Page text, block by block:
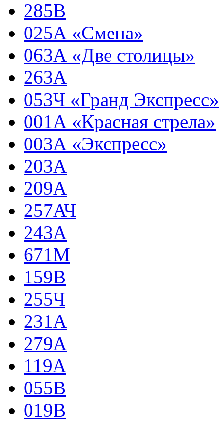
285В
025А «Смена»
063А «Две столицы»
263А
053Ч «Гранд Экспресс»
001А «Красная стрела»
003А «Экспресс»
203А
209А
257АЧ
243А
671М
159В
255Ч
231А
279А
119А
055В
019В